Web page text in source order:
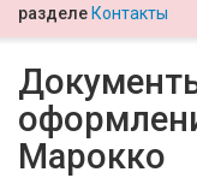
разделе Контакты
Марокко